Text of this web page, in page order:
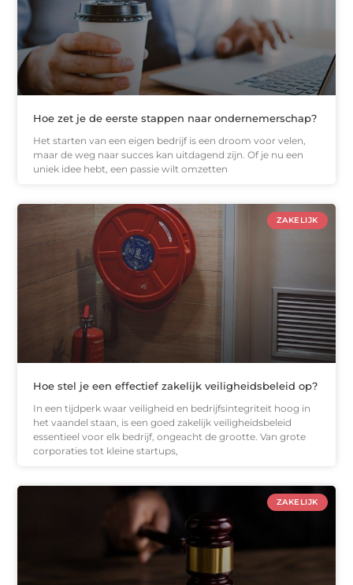
Hoe zet je de eerste stappen naar ondernemerschap?
Het starten van een eigen bedrijf is een droom voor velen,
maar de weg naar succes kan uitdagend zijn. Of je nu een
uniek idee hebt, een passie wilt omzetten
ZAKELIJK
Hoe stel je een effectief zakelijk veiligheidsbeleid op?
In een tijdperk waar veiligheid en bedrijfsintegriteit hoog in
het vaandel staan, is een goed zakelijk veiligheidsbeleid
essentieel voor elk bedrijf, ongeacht de grootte. Van grote
corporaties tot kleine startups,
ZAKELIJK